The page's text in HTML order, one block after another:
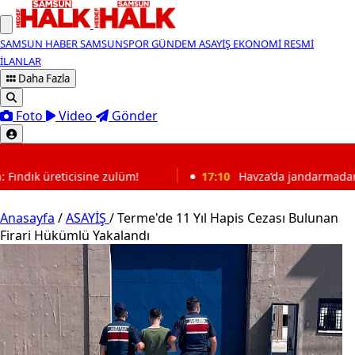
SAMSUN HABERSAMSUNSPORGÜNDEM ASAYİŞ EKONOMİ RESMİ
İLANLAR
Daha Fazla
Foto Video Gönder
17:10 Havza’da jandarmadan Kur’an kursu
Anasayfa /ASAYİŞ /Terme'de 11 Yıl Hapis Cezası Bulunan
Firari Hükümlü Yakalandı